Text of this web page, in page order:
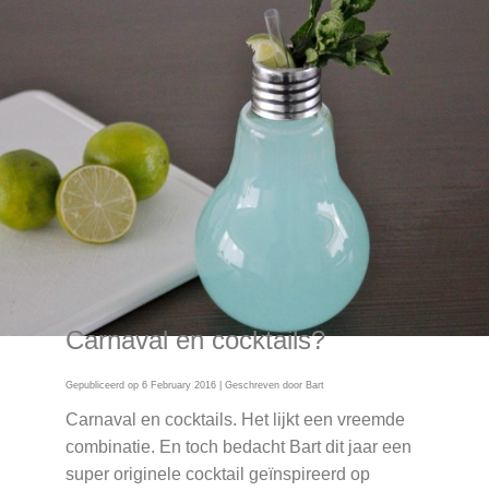
Carnaval en cocktails?
Gepubliceerd op 6 February 2016 | Geschreven door Bart
Carnaval en cocktails. Het lijkt een vreemde
combinatie. En toch bedacht Bart dit jaar een
super originele cocktail geïnspireerd op